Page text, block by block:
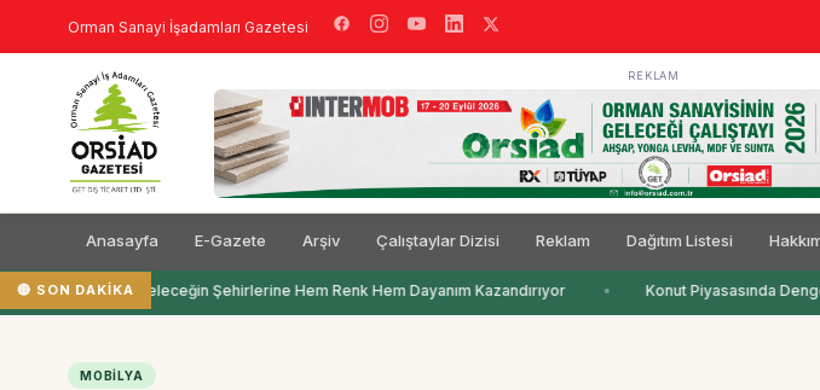
Orman Sanayi İşadamları Gazetesi
REKLAM
Anasayfa E-Gazete Arşiv Çalıştaylar Dizisi Reklam Dağıtım Listesi
🔴 SON DAKIKA
Filli Boya Geleceğin Şehirlerine Hem Renk Hem Dayanım Kazandırıyor Konut Piyasasında
MOBILYA